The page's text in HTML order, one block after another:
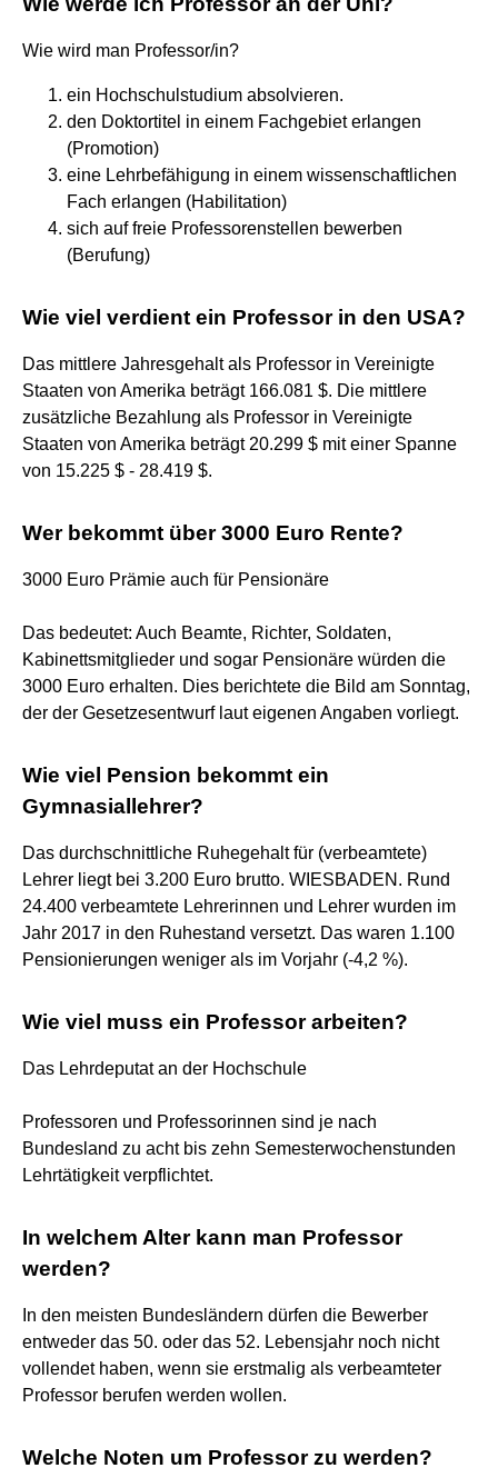
Wie wird man Professor/in?
ein Hochschulstudium absolvieren.
den Doktortitel in einem Fachgebiet erlangen
(Promotion)
eine Lehrbefähigung in einem wissenschaftlichen
Fach erlangen (Habilitation)
sich auf freie Professorenstellen bewerben
(Berufung)
Wie viel verdient ein Professor in den USA?
Das mittlere Jahresgehalt als Professor in Vereinigte
Staaten von Amerika beträgt 166.081 $. Die mittlere
zusätzliche Bezahlung als Professor in Vereinigte
Staaten von Amerika beträgt 20.299 $ mit einer Spanne
von 15.225 $ - 28.419 $.
Wer bekommt über 3000 Euro Rente?
3000 Euro Prämie auch für Pensionäre
Das bedeutet: Auch Beamte, Richter, Soldaten,
Kabinettsmitglieder und sogar Pensionäre würden die
3000 Euro erhalten. Dies berichtete die Bild am Sonntag,
der der Gesetzesentwurf laut eigenen Angaben vorliegt.
Wie viel Pension bekommt ein
Gymnasiallehrer?
Das durchschnittliche Ruhegehalt für (verbeamtete)
Lehrer liegt bei 3.200 Euro brutto. WIESBADEN. Rund
24.400 verbeamtete Lehrerinnen und Lehrer wurden im
Jahr 2017 in den Ruhestand versetzt. Das waren 1.100
Pensionierungen weniger als im Vorjahr (-4,2 %).
Wie viel muss ein Professor arbeiten?
Das Lehrdeputat an der Hochschule
Professoren und Professorinnen sind je nach
Bundesland zu acht bis zehn Semesterwochenstunden
Lehrtätigkeit verpflichtet.
In welchem Alter kann man Professor
werden?
In den meisten Bundesländern dürfen die Bewerber
entweder das 50. oder das 52. Lebensjahr noch nicht
vollendet haben, wenn sie erstmalig als verbeamteter
Professor berufen werden wollen.
Welche Noten um Professor zu werden?